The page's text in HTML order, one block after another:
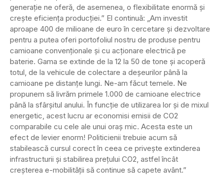
generație ne oferă, de asemenea, o flexibilitate enormă și
crește eficiența producției.” El continuă: „Am investit
aproape 400 de milioane de euro în cercetare și dezvoltare
pentru a putea oferi portofoliul nostru de produse pentru
camioane convenționale și cu acționare electrică pe
baterie. Gama se extinde de la 12 la 50 de tone și acoperă
totul, de la vehicule de colectare a deșeurilor până la
camioane pe distanțe lungi. Ne-am făcut temele. Ne
propunem să livrăm primele 1.000 de camioane electrice
până la sfârșitul anului. În funcție de utilizarea lor și de mixul
energetic, acest lucru ar economisi emisii de CO2
comparabile cu cele ale unui oraș mic. Acesta este un
efect de levier enorm! Politicienii trebuie acum să
stabilească cursul corect în ceea ce privește extinderea
infrastructurii și stabilirea prețului CO2, astfel încât
creșterea e-mobilității să continue să capete avânt.”